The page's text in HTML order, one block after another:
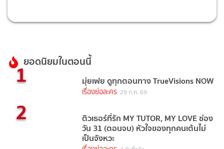
ยอดนิยมในตอนนี้
1 มุ่ยเฟย ดูทุกตอนทาง TrueVisions NOW
เรื่องย่อละคร 29 ก.ค. 69
2 ติวเธอร์ที่รัก MY TUTOR, MY LOVE ช่อง
วัน 31 (ตอนจบ) หัวใจของทุกคนเต้นไม่
เป็นจังหวะ